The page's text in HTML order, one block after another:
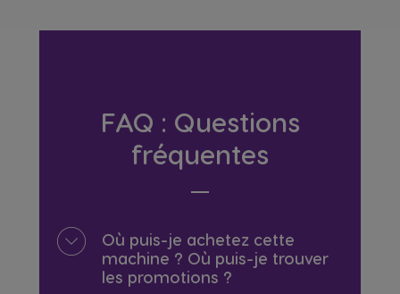
FAQ : Questions
fréquentes
Où puis-je achetez cette
machine ? Où puis-je trouver
les promotions ?